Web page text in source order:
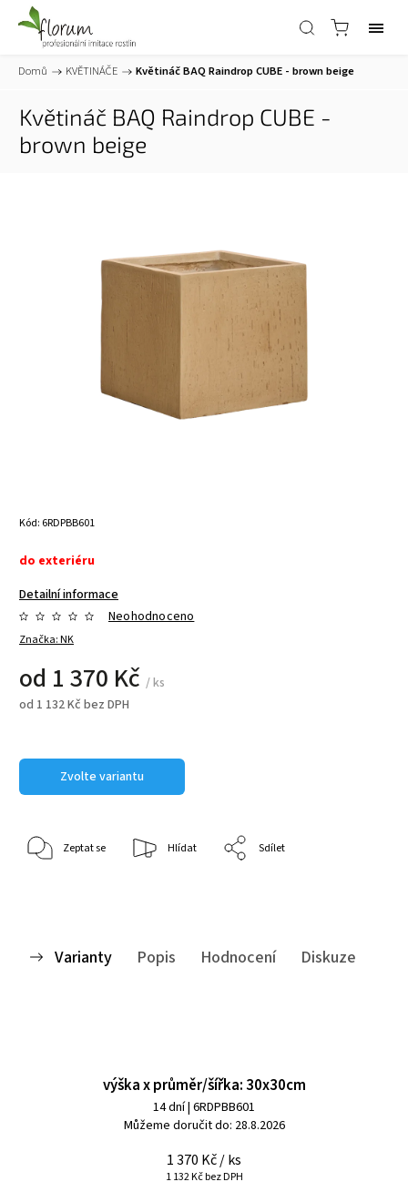
Domů / KVĚTINÁČE / Květináč BAQ Raindrop CUBE - brown beige
Květináč BAQ Raindrop CUBE -
brown beige
Kód: 6RDPBB601
do exteriéru
Detailní informace
Značka:NK
Neohodnoceno
od 1 370 Kč / ks
od 1 132 Kč bez DPH
Zvolte variantu
Zeptat se Hlídat Sdílet
Varianty Popis Hodnocení Diskuze
výška x průměr/šířka: 30x30cm
14 dní| 6RDPBB601
Můžeme doručit do: 28.8.2026
1 370 Kč/ ks
1 132 Kč bez DPH